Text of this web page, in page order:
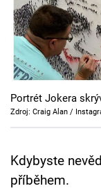
Portrét Jokera
Zdroj: Craig Alan /
Kdybyste
příběhem.